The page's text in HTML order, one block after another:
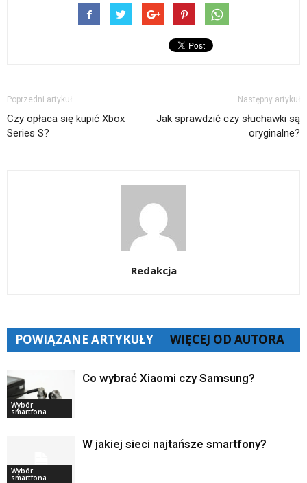
oknie) przez
mail(Otwiera
się
w
nowym
oknie)
się
w
nowym
oknie)
Poprzedni artykuł
Czy opłaca się kupić Xbox
Series S?
Następny artykuł
Jak sprawdzić czy słuchawki są
oryginalne?
Redakcja
POWIĄZANE ARTYKUŁY WIĘCEJ OD AUTORA
Wybór
smartfona
Co wybrać Xiaomi czy Samsung?
Wybór
smartfona
W jakiej sieci najtańsze smartfony?